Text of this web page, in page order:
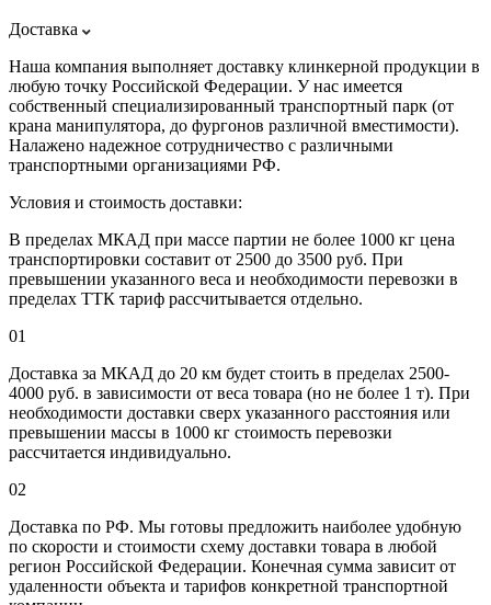
Доставка
Наша компания выполняет доставку клинкерной продукции в
любую точку Российской Федерации. У нас имеется
собственный специализированный транспортный парк (от
крана манипулятора, до фургонов различной вместимости).
Налажено надежное сотрудничество с различными
транспортными организациями РФ.
Условия и стоимость доставки:
В пределах МКАД при массе партии не более 1000 кг цена
транспортировки составит от 2500 до 3500 руб. При
превышении указанного веса и необходимости перевозки в
пределах ТТК тариф рассчитывается отдельно.
01
Доставка за МКАД до 20 км будет стоить в пределах 2500-
4000 руб. в зависимости от веса товара (но не более 1 т). При
необходимости доставки сверх указанного расстояния или
превышении массы в 1000 кг стоимость перевозки
рассчитается индивидуально.
02
Доставка по РФ. Мы готовы предложить наиболее удобную
по скорости и стоимости схему доставки товара в любой
регион Российской Федерации. Конечная сумма зависит от
удаленности объекта и тарифов конкретной транспортной